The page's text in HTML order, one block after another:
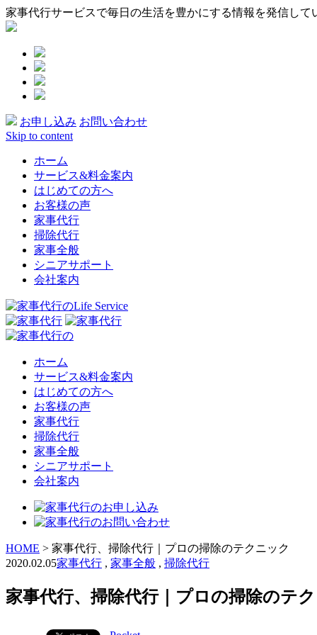
家事代行サービスで毎日の生活を豊かにする情報を発信して
お申し込み お問い合わせ
Skip to content
ホーム
サービス&料金案内
はじめての方へ
お客様の声
家事代行
掃除代行
家事全般
シニアサポート
会社案内
ホーム
サービス&料金案内
はじめての方へ
お客様の声
家事代行
掃除代行
家事全般
シニアサポート
会社案内
HOME > 家事代行、掃除代行｜プロの掃除のテクニック
2020.02.05家事代行 , 家事全般 , 掃除代行
家事代行、掃除代行｜プロの掃除のテ